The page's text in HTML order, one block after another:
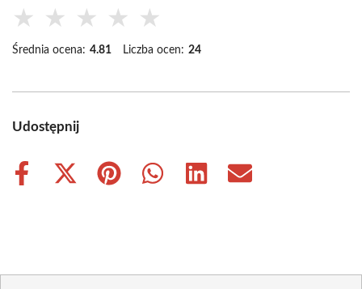
★ ★ ★ ★ ★
Średnia ocena: 4.81 Liczba ocen: 24
Udostępnij
Share
Share
Share
Share
Share
Share